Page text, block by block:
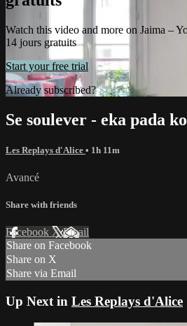
Watch this video and more on Jaima –
14 jours gratuits
Start your free trial
Already subscribed?Sign in
Se soulever - eka pada
Les Replays d'Alice • 1h 11m
Avancé
Share with friends
Facebook XEmail
Share on Facebook
Share on X
Share via Email
Up Next in Les Replays d'Alice